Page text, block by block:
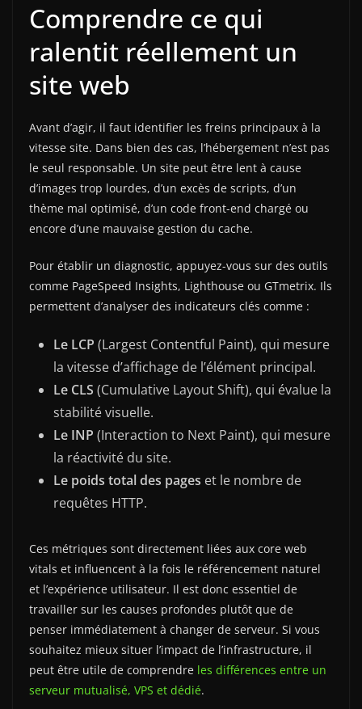
Comprendre ce qui
ralentit réellement un
site web
Avant d’agir, il faut identifier les freins principaux à la
vitesse site. Dans bien des cas, l’hébergement n’est pas
le seul responsable. Un site peut être lent à cause
d’images trop lourdes, d’un excès de scripts, d’un
thème mal optimisé, d’un code front-end chargé ou
encore d’une mauvaise gestion du cache.
Pour établir un diagnostic, appuyez-vous sur des outils
comme PageSpeed Insights, Lighthouse ou GTmetrix. Ils
permettent d’analyser des indicateurs clés comme :
Le LCP (Largest Contentful Paint), qui mesure
la vitesse d’affichage de l’élément principal.
Le CLS (Cumulative Layout Shift), qui évalue la
stabilité visuelle.
Le INP (Interaction to Next Paint), qui mesure
la réactivité du site.
Le poids total des pages et le nombre de
requêtes HTTP.
Ces métriques sont directement liées aux core web
vitals et influencent à la fois le référencement naturel
et l’expérience utilisateur. Il est donc essentiel de
travailler sur les causes profondes plutôt que de
penser immédiatement à changer de serveur. Si vous
souhaitez mieux situer l’impact de l’infrastructure, il
peut être utile de comprendre les différences entre un
serveur mutualisé, VPS et dédié.